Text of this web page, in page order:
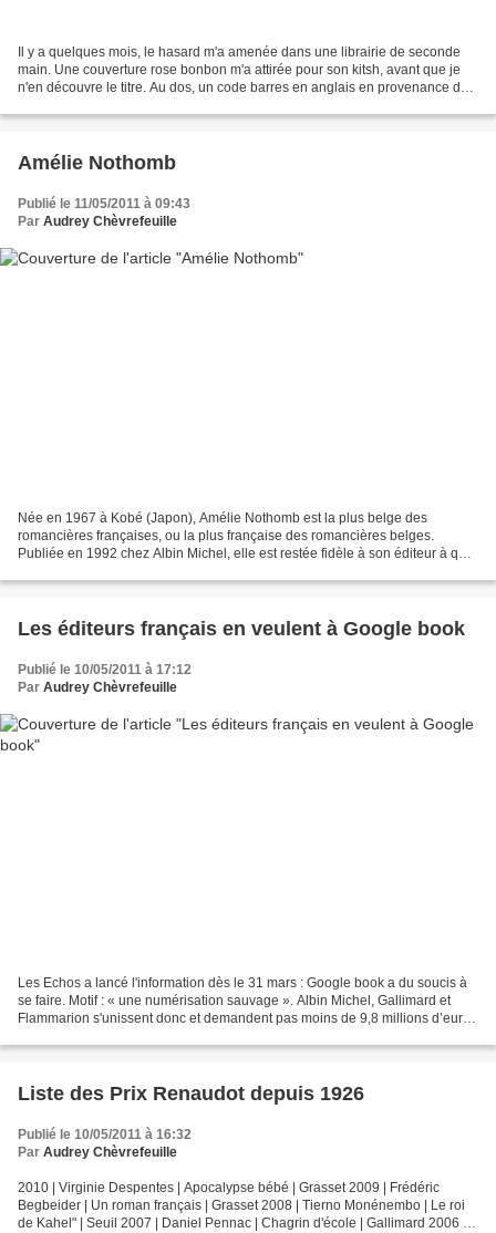
Il y a quelques mois, le hasard m'a amenée dans une librairie de seconde
main. Une couverture rose bonbon m'a attirée pour son kitsh, avant que je
n'en découvre le titre. Au dos, un code barres en anglais en provenance de
Amélie Nothomb
Publié le 11/05/2011 à 09:43
Par Audrey Chèvrefeuille
Née en 1967 à Kobé (Japon), Amélie Nothomb est la plus belge des
romancières françaises, ou la plus française des romancières belges.
Publiée en 1992 chez Albin Michel, elle est restée fidèle à son éditeur à qui
Les éditeurs français en veulent à Google book
Publié le 10/05/2011 à 17:12
Par Audrey Chèvrefeuille
Les Echos a lancé l'information dès le 31 mars : Google book a du soucis à
se faire. Motif : « une numérisation sauvage ». Albin Michel, Gallimard et
Flammarion s'unissent donc et demandent pas moins de 9,8 millions d’euros
Liste des Prix Renaudot depuis 1926
Publié le 10/05/2011 à 16:32
Par Audrey Chèvrefeuille
2010 | Virginie Despentes | Apocalypse bébé | Grasset 2009 | Frédéric
Begbeider | Un roman français | Grasset 2008 | Tierno Monénembo | Le roi
de Kahel" | Seuil 2007 | Daniel Pennac | Chagrin d'école | Gallimard 2006 |